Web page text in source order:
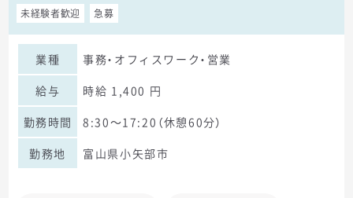
未経験者歓迎 急募
業種
事務・オフィスワーク・営業
給与
時給 1,400 円
勤務時間
8:30～17:20（休憩60分）
勤務地
富山県小矢部市